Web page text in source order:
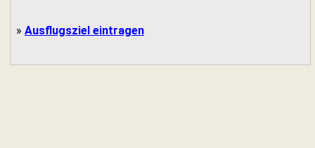
» Ausflugsziel eintragen